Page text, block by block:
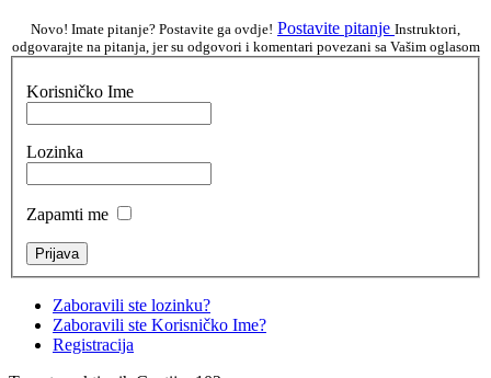
Novo! Imate pitanje? Postavite ga ovdje! Postavite pitanje Instruktori,
odgovarajte na pitanja, jer su odgovori i komentari povezani sa Vašim oglasom
Korisničko Ime
Lozinka
Zapamti me
Zaboravili ste lozinku?
Zaboravili ste Korisničko Ime?
Registracija